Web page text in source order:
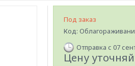
Под заказ
Код:
Отправка с 07
Цену